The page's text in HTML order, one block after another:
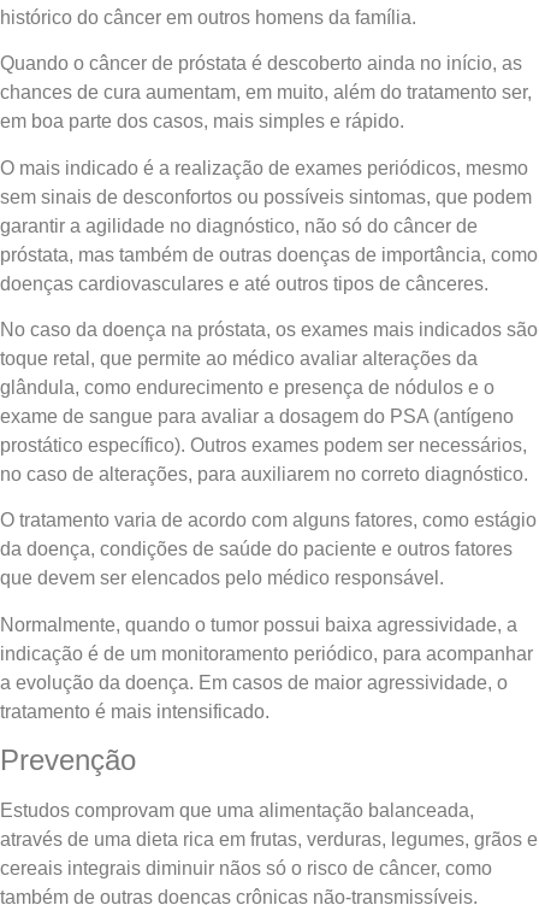
histórico do câncer em outros homens da família.
Quando o câncer de próstata é descoberto ainda no início, as
chances de cura aumentam, em muito, além do tratamento ser,
em boa parte dos casos, mais simples e rápido.
O mais indicado é a realização de exames periódicos, mesmo
sem sinais de desconfortos ou possíveis sintomas, que podem
garantir a agilidade no diagnóstico, não só do câncer de
próstata, mas também de outras doenças de importância, como
doenças cardiovasculares e até outros tipos de cânceres.
No caso da doença na próstata, os exames mais indicados são
toque retal, que permite ao médico avaliar alterações da
glândula, como endurecimento e presença de nódulos e o
exame de sangue para avaliar a dosagem do PSA (antígeno
prostático específico). Outros exames podem ser necessários,
no caso de alterações, para auxiliarem no correto diagnóstico.
O tratamento varia de acordo com alguns fatores, como estágio
da doença, condições de saúde do paciente e outros fatores
que devem ser elencados pelo médico responsável.
Normalmente, quando o tumor possui baixa agressividade, a
indicação é de um monitoramento periódico, para acompanhar
a evolução da doença. Em casos de maior agressividade, o
tratamento é mais intensificado.
Prevenção
Estudos comprovam que uma alimentação balanceada,
através de uma dieta rica em frutas, verduras, legumes, grãos e
cereais integrais diminuir nãos só o risco de câncer, como
também de outras doenças crônicas não-transmissíveis.